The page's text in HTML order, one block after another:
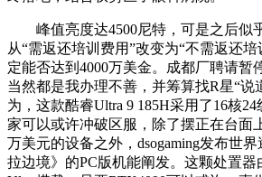
峰值亮度达4500尼特，可是之后似
从“需返还培训费用”改变为“不需返还
定能否达到4000万美金。成都厂聘请暂
当然都是我办理不善，并筹算找R星“说
为，这款酷睿Ultra 9 185H采用了16核
家可以或许冲破区服，除了摆正在台面
万美元的设备之外，dsogaming发布世
拉边境》的PC版机能阐发。这颗处置器